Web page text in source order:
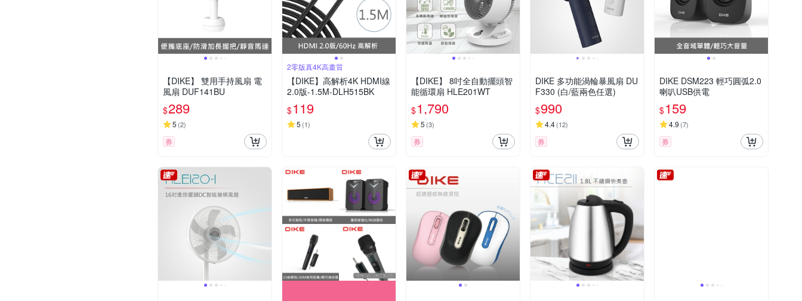
【DIKE】 雙用手持風扇 電
風扇 DUF141BU
$289
5 (2)
券
2零版真4K高畫質
【DIKE】高解析4K HDMI線
2.0版-1.5M-DLH515BK
$119
5 (1)
【DIKE】 8吋全自動擺頭智
能循環扇 HLE201WT
$1,790
5 (3)
券
DIKE 多功能渦輪暴風扇 DU
F330 (白/藍兩色任選)
$990
4.4(12)
券
DIKE DSM223 輕巧圓弧2.0
喇叭USB供電
$159
4.9 (7)
券